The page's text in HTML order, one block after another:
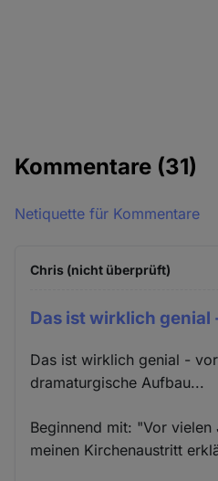
Kommentare (31)
Netiquette für Kommentare
Chris (nicht überprüft)
Das ist wirklich genial
Das ist wirklich genial -
dramaturgische Aufbau...
Beginnend mit: "Vor
meinen Kirchenaustritt